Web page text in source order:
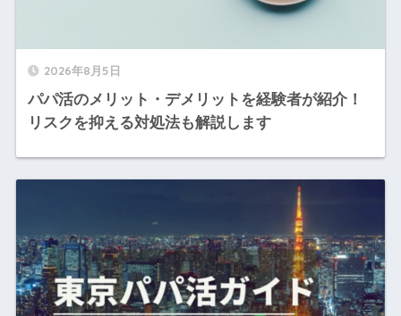
2026年8月5日
パパ活のメリット・デメリットを経験者が紹介！
リスクを抑える対処法も解説します